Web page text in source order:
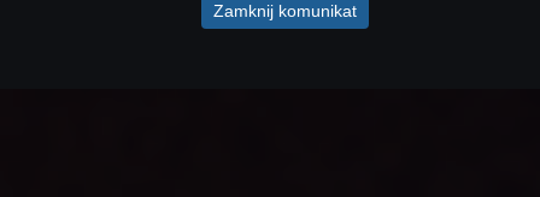
Zamknij komunikat